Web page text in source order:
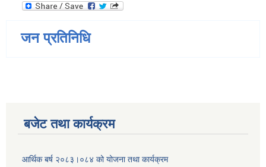
जन प्रतिनिधि
बजेट तथा कार्यक्रम
आर्थिक बर्ष २०८३।०८४ को योजना तथा कार्यक्रम